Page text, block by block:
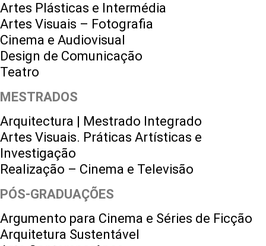
Artes Plásticas e Intermédia
Artes Visuais – Fotografia
Cinema e Audiovisual
Design de Comunicação
Teatro
MESTRADOS
Arquitectura | Mestrado Integrado
Artes Visuais. Práticas Artísticas e
Investigação
Realização – Cinema e Televisão
PÓS-GRADUAÇÕES
Argumento para Cinema e Séries de Ficção
Arquitetura Sustentável